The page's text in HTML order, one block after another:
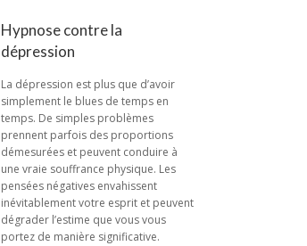
Hypnose contre la
dépression
La dépression est plus que d’avoir
simplement le blues de temps en
temps. De simples problèmes
prennent parfois des proportions
démesurées et peuvent conduire à
une vraie souffrance physique. Les
pensées négatives envahissent
inévitablement votre esprit et peuvent
dégrader l’estime que vous vous
portez de manière significative.